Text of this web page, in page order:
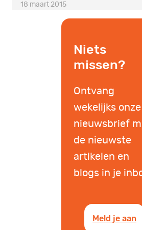
18 maart 2015
Niets
missen?
Ontvang
wekelijks onze
nieuwsbrief
de nieuwste
artikelen en
blogs in je
Meld je aan